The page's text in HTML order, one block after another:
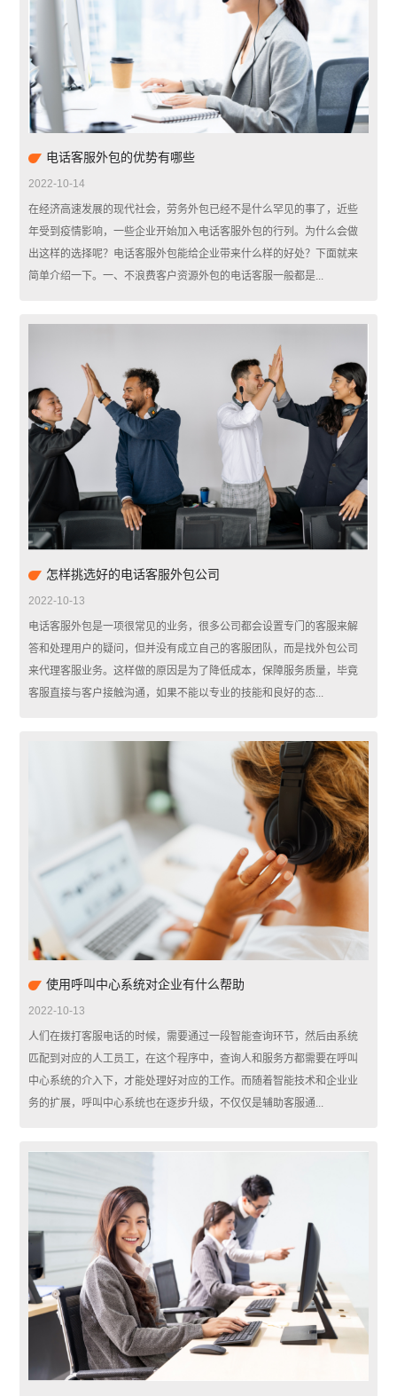
电话客服外包的优势有哪些
2022-10-14
在经济高速发展的现代社会，劳务外包已经不是什么罕见的事了，近些
年受到疫情影响，一些企业开始加入电话客服外包的行列。为什么会做
出这样的选择呢？电话客服外包能给企业带来什么样的好处？下面就来
简单介绍一下。一、不浪费客户资源外包的电话客服一般都是...
怎样挑选好的电话客服外包公司
2022-10-13
电话客服外包是一项很常见的业务，很多公司都会设置专门的客服来解
答和处理用户的疑问，但并没有成立自己的客服团队，而是找外包公司
来代理客服业务。这样做的原因是为了降低成本，保障服务质量，毕竟
客服直接与客户接触沟通，如果不能以专业的技能和良好的态...
使用呼叫中心系统对企业有什么帮助
2022-10-13
人们在拨打客服电话的时候，需要通过一段智能查询环节，然后由系统
匹配到对应的人工员工，在这个程序中，查询人和服务方都需要在呼叫
中心系统的介入下，才能处理好对应的工作。而随着智能技术和企业业
务的扩展，呼叫中心系统也在逐步升级，不仅仅是辅助客服通...